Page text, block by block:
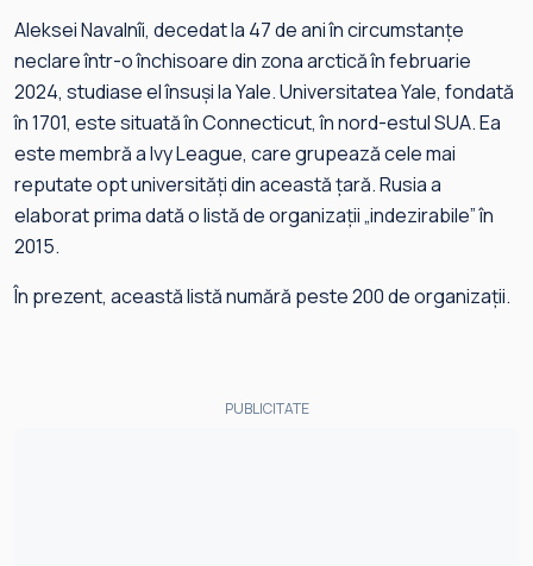
Aleksei Navalnîi, decedat la 47 de ani în circumstanţe
neclare într-o închisoare din zona arctică în februarie
2024, studiase el însuşi la Yale. Universitatea Yale, fondată
în 1701, este situată în Connecticut, în nord-estul SUA. Ea
este membră a Ivy League, care grupează cele mai
reputate opt universităţi din această ţară. Rusia a
elaborat prima dată o listă de organizaţii „indezirabile” în
2015.
În prezent, această listă numără peste 200 de organizaţii.
PUBLICITATE